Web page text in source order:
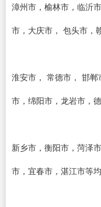
漳州市，榆林市，临沂
市，大庆市， 包头市，
淮安市， 常德市， 邯
市，绵阳市，龙岩市，
新乡市，衡阳市，菏泽
市，宜春市，湛江市等